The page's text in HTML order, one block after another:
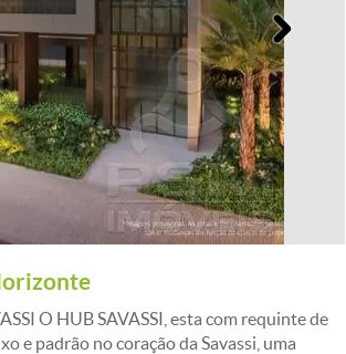
O HUB SAVASSI, esta com requinte de
e padrão no coração da Savassi, uma